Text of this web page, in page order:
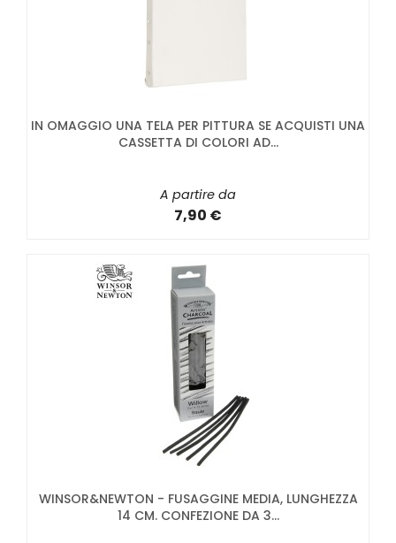
IN OMAGGIO UNA TELA PER PITTURA SE ACQUISTI UNA
CASSETTA DI COLORI AD...
A partire da
7,90 €
WINSOR&NEWTON - FUSAGGINE MEDIA, LUNGHEZZA
14 CM. CONFEZIONE DA 3...